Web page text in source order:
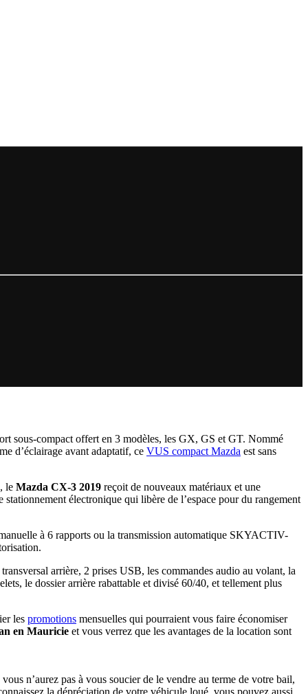
sous-compact offert en 3 modèles, les GX, GS et GT. Nommé
d’éclairage avant adaptatif, ce VUS compact Mazda est sans
le Mazda CX-3 2019 reçoit de nouveaux matériaux et une
électronique qui libère de l’espace pour du rangement
à 6 rapports ou la transmission automatique SKYACTIV-
arrière, 2 prises USB, les commandes audio au volant, la
le dossier arrière rabattable et divisé 60/40, et tellement plus
les promotions mensuelles qui pourraient vous faire économiser
en Mauricie et vous verrez que les avantages de la location sont
n’aurez pas à vous soucier de le vendre au terme de votre bail,
la dépréciation de votre véhicule loué, vous pouvez aussi